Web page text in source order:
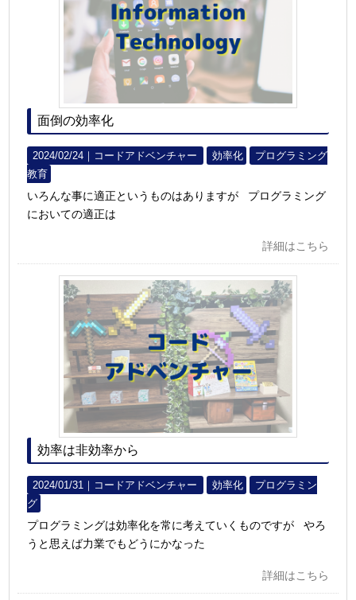
面倒の効率化
2024/02/24｜ コードアドベンチャー 効率化
プログラミング
教育
いろんな事に適正というものはありますが プログラミング
においての適正は
詳細はこちら
効率は非効率から
2024/01/31｜ コードアドベンチャー 効率化
プログラミン
グ
プログラミングは効率化を常に考えていくものですが やろ
うと思えば力業でもどうにかなった
詳細はこちら